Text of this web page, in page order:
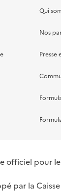
Qui
Nos
officiel pour
par la